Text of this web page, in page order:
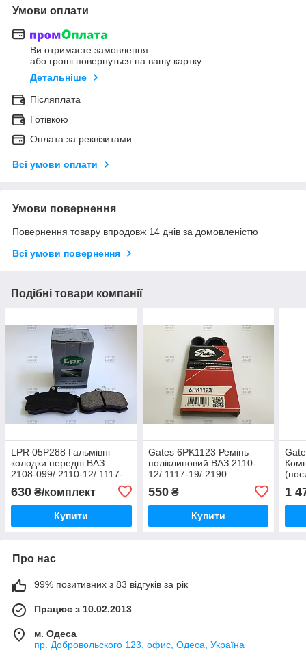
Умови оплати
Ви отримаєте замовлення
або гроші повернуться на вашу картку
Детальніше
Післяплата
Готівкою
Оплата за реквізитами
Всі умови оплати
Умови повернення
Повернення товару впродовж 14 днів за домовленістю
Всі умови повернення
Подібні товари компанії
LPR 05P288 Гальмівні
колодки передні ВАЗ
2108-099/ 2110-12/ 1117-
630 ₴/комплект
Купити
Gates 6PK1123 Ремінь
поліклиновий ВАЗ 2110-
12/ 1117-19/ 2190
550₴
Купити
8V)
1
Про нас
99% позитивних з 83 відгуків за рік
Працює з 10.02.2013
м. Одеса
пр. Добровольского 123, офис, Одеса, Україна